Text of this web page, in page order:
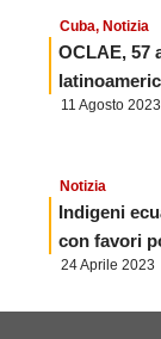
Cuba, Notizia
OCLAE, 57
11 Agosto 2023
Notizia
Indigeni
con favori
24 Aprile 2023